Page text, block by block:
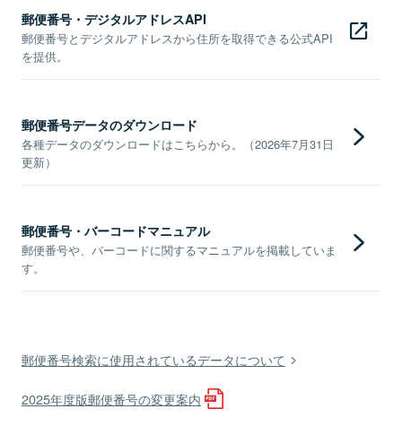
郵便番号・デジタルアドレスAPI
郵便番号とデジタルアドレスから住所を取得できる公式API
を提供。
郵便番号データのダウンロード
各種データのダウンロードはこちらから。（2026年7月31日
更新）
郵便番号・バーコードマニュアル
郵便番号や、バーコードに関するマニュアルを掲載していま
す。
郵便番号検索に使用されているデータについて
2025年度版郵便番号の変更案内